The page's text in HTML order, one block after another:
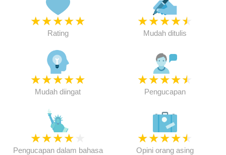
★★★★★
Rating
★★★★★
Mudah ditulis
★★★★★
Mudah diingat
★★★★★
Pengucapan
★★★★
Pengucapan dalam bahasa
★★★★★
Opini orang asing